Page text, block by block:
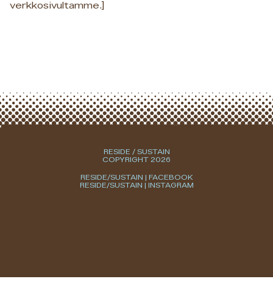
verkkosivultamme.]
RESIDE / SUSTAIN
COPYRIGHT 2026
RESIDE/SUSTAIN | FACEBOOK
RESIDE/SUSTAIN | INSTAGRAM